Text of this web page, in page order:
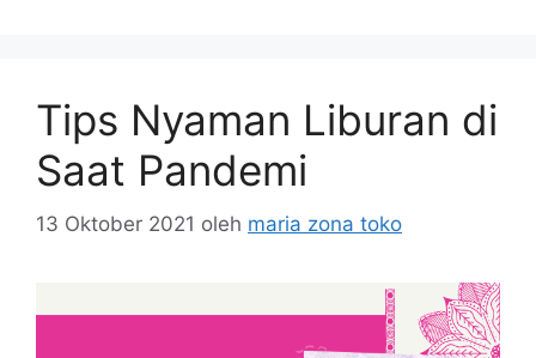
Tips Nyaman Liburan di
Saat Pandemi
13 Oktober 2021 oleh maria zona toko